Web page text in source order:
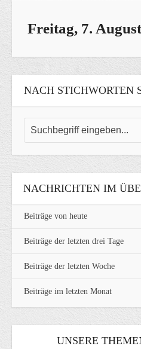
Freitag, 7.
NACH STICHWORTEN
NACHRICHTEN IM
Beiträge von heute
Beiträge der letzten drei Tage
Beiträge der letzten Woche
Beiträge im letzten Monat
UNSERE